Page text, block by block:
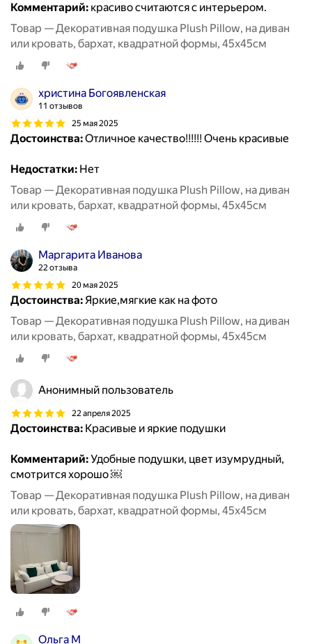
Комментарий: красиво считаются с интерьером.
Товар — Декоративная подушка Plush Pillow, на диван
или кровать, бархат, квадратной формы, 45x45см
христина Богоявленская
11 отзывов
25 мая 2025
Достоинства:Отличное качество!!!!!! Очень красивые
Недостатки: Нет
Товар — Декоративная подушка Plush Pillow, на диван
или кровать, бархат, квадратной формы, 45x45см
Маргарита Иванова
22 отзыва
20 мая 2025
Достоинства:Яркие,мягкие как на фото
Товар — Декоративная подушка Plush Pillow, на диван
или кровать, бархат, квадратной формы, 45x45см
Анонимный пользователь
22 апреля 2025
Достоинства: Красивые и яркие подушки
Комментарий:Удобные подушки, цвет изумрудный,
смотрится хорошо ￼
Товар — Декоративная подушка Plush Pillow, на диван
или кровать, бархат, квадратной формы, 45x45см
Ольга М